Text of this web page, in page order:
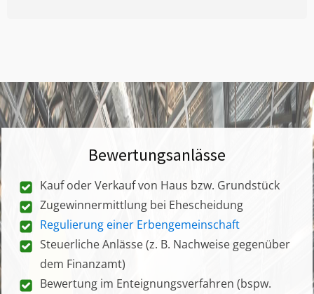
Bewertungsanlässe
Kauf oder Verkauf von Haus bzw. Grundstück
Zugewinnermittlung bei Ehescheidung
Regulierung einer Erbengemeinschaft
Steuerliche Anlässe (z. B. Nachweise gegenüber
dem Finanzamt)
Bewertung im Enteignungsverfahren (bspw.